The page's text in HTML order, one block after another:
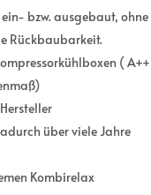
bzw. ausgebaut, ohne
Rückbaubarkeit.
( A++
über viele Jahre
Kombirelax